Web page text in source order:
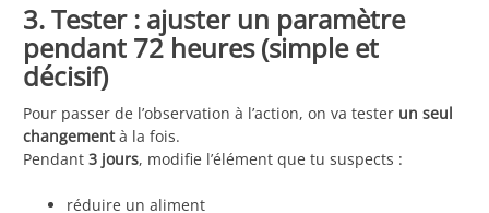
3. Tester : ajuster un paramètre
pendant 72 heures (simple et
décisif)
Pour passer de l’observation à l’action, on va tester un seul
changementà la fois.
Pendant 3 jours, modifie l’élément que tu suspects :
réduire un aliment